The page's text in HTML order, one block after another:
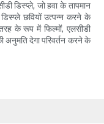
डिस्प्ले, जो हवा के तापमान
छवियों उत्पन्न करने के
के रूप में फिल्मों, एलसीडी
अनुमति देगा परिवर्तन करने के